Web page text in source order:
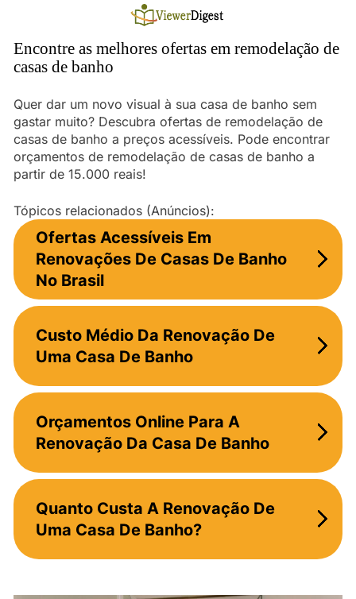
content
Encontre as melhores ofertas em remodelação de
casas de banho
Quer dar um novo visual à sua casa de banho sem
gastar muito? Descubra ofertas de remodelação de
casas de banho a preços acessíveis. Pode encontrar
orçamentos de remodelação de casas de banho a
partir de 15.000 reais!
Tópicos relacionados (Anúncios):
Ofertas Acessíveis Em
Renovações De Casas De Banho
No Brasil
Custo Médio Da Renovação De
Uma Casa De Banho
Orçamentos Online Para A
Renovação Da Casa De Banho
Quanto Custa A Renovação De
Uma Casa De Banho?